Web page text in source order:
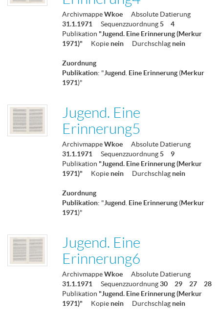
ArchivmappeWkoe
Absolute Datierung
31.1.1971
Sequenzzuordnung5
4
Publikation "Jugend. Eine Erinnerung (Merkur
1971)"
Kopie nein Durchschlag nein
Zuordnung
Publikation: "Jugend Eine Erinnerung (Merkur
1971)"
Jugend. Eine
Erinnerung5
ArchivmappeWkoe
Absolute Datierung
31.1.1971
Sequenzzuordnung5
9
Publikation "Jugend. Eine Erinnerung (Merkur
1971)"
Kopie nein Durchschlag nein
Zuordnung
Publikation: "Jugend Eine Erinnerung (Merkur
1971)"
Jugend. Eine
Erinnerung6
ArchivmappeWkoe
Absolute Datierung
31.1.1971
Sequenzzuordnung30 29 27
28
Publikation "Jugend. Eine Erinnerung (Merkur
1971)"
Kopie nein Durchschlag nein